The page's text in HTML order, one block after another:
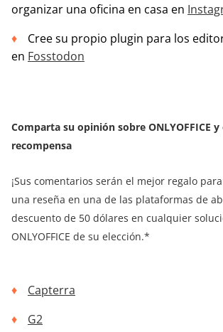
organizar una oficina en casa en
Cree su propio plugin para los
en Fosstodon
Comparta su opinión sobre ONLYOFFICE
recompensa
¡Sus comentarios serán el mejor regalo
una reseña en una de las plataformas de
descuento de 50 dólares en cualquier
ONLYOFFICE de su elección.*
Capterra
G2